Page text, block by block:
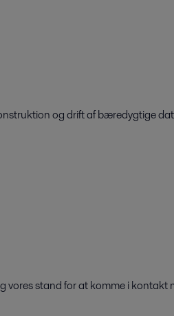
og drift af bæredygtige
stand for at komme i kontakt